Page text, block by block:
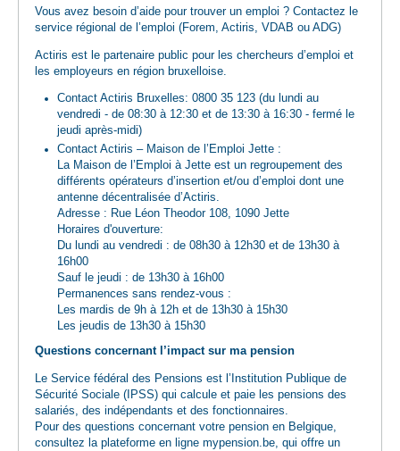
Vous avez besoin d’aide pour trouver un emploi ? Contactez le
service régional de l’emploi (Forem, Actiris, VDAB ou ADG)
Actiris est le partenaire public pour les chercheurs d’emploi et
les employeurs en région bruxelloise.
Contact Actiris Bruxelles: 0800 35 123 (du lundi au
vendredi - de 08:30 à 12:30 et de 13:30 à 16:30 - fermé le
jeudi après-midi)
Contact Actiris – Maison de l’Emploi Jette :
La Maison de l’Emploi à Jette est un regroupement des
différents opérateurs d’insertion et/ou d’emploi dont une
antenne décentralisée d’Actiris.
Adresse : Rue Léon Theodor 108, 1090 Jette
Horaires d'ouverture:
Du lundi au vendredi : de 08h30 à 12h30 et de 13h30 à
16h00
Sauf le jeudi : de 13h30 à 16h00
Permanences sans rendez-vous :
Les mardis de 9h à 12h et de 13h30 à 15h30
Les jeudis de 13h30 à 15h30
Questions concernant l’impact sur ma pension
Le Service fédéral des Pensions est l’Institution Publique de
Sécurité Sociale (IPSS) qui calcule et paie les pensions des
salariés, des indépendants et des fonctionnaires.
Pour des questions concernant votre pension en Belgique,
consultez la plateforme en ligne mypension.be, qui offre un